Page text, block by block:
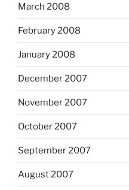
March 2008
February 2008
January 2008
December 2007
November 2007
October 2007
September 2007
August 2007